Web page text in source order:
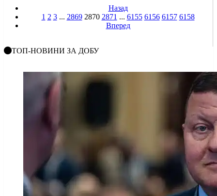
Назад
1 2 3 ... 2869 2870 2871 ... 6155 6156 6157 6158
Вперед
ТОП-НОВИНИ ЗА ДОБУ